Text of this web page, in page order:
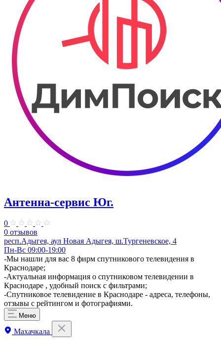
Антенна-сервис Юг.
0
0 отзывов
респ.Адыгея, аул Новая Адыгея, ш.Тургеневское, 4
Пн-Вс 09:00-19:00
​-Мы нашли для вас 8 фирм спутникового телевидения в
Краснодаре;
-Актуальная информация о спутниковом телевидении в
Краснодаре , удобный поиск с фильтрами;
-Спутниковое телевидение в Краснодаре - адреса, телефоны,
отзывы с рейтингом и фотографиями.
Меню
Махачкала